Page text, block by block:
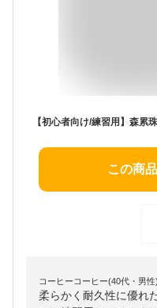
この商
コーヒーコーヒー(40代・男性)
柔らかく耐久性に優れ